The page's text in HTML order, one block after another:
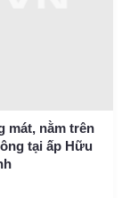
mát, nằm trên
tại ấp Hữu